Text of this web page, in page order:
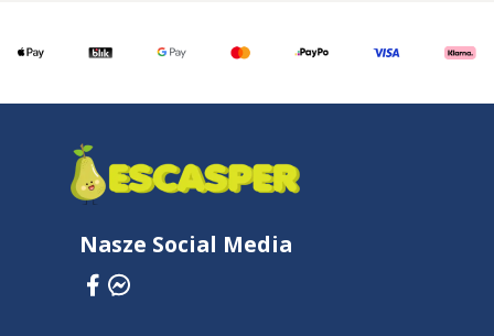
Nasze Social Media